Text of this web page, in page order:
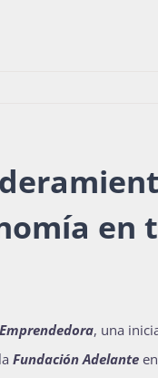
en
, una
Fundación Adelante